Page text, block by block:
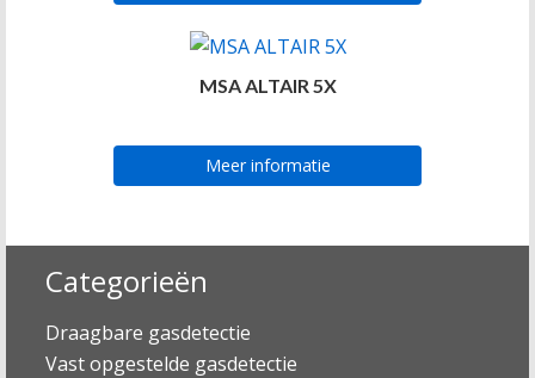
MSA ALTAIR 5X
Meer informatie
Categorieën
Draagbare gasdetectie
Vast opgestelde gasdetectie